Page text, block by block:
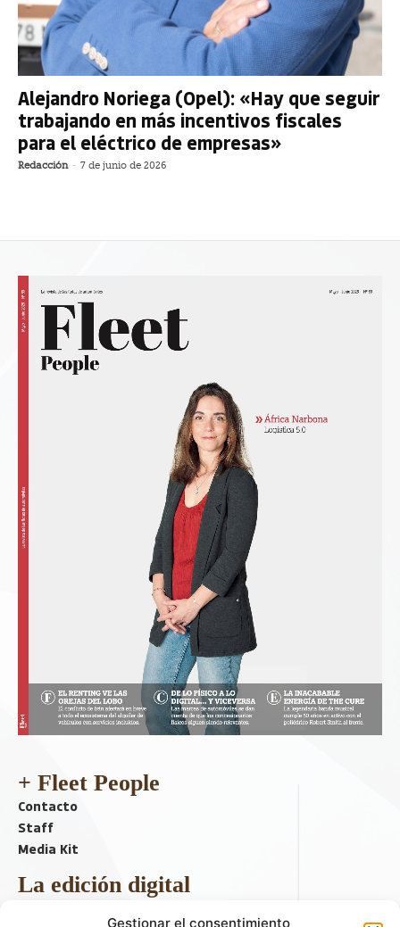
Gestionar el consentimiento
Alejandro Noriega (Opel): «Hay que seguir
trabajando en más incentivos fiscales
para el eléctrico de empresas»
Redacción - 7 de junio de 2026
+ Fleet People
Contacto
Staff
Media Kit
La edición digital
Descargar último ejemplar